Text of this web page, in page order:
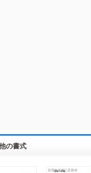
の書式